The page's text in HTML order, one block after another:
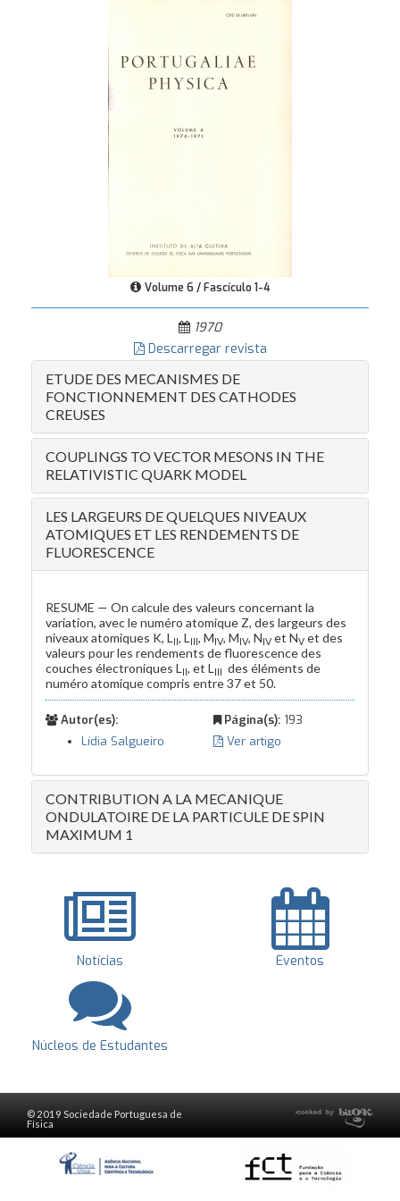
Volume 6 / Fascículo 1-4
1970
Descarregar revista
ETUDE DES MECANISMES DE
FONCTIONNEMENT DES CATHODES
CREUSES
COUPLINGS TO VECTOR MESONS IN THE
RELATIVISTIC QUARK MODEL
LES LARGEURS DE QUELQUES NIVEAUX
ATOMIQUES ET LES RENDEMENTS DE
FLUORESCENCE
RESUME — On calcule des valeurs concernant la
variation, avec le numéro atomique Z, des largeurs des
niveaux atomiques K, L II, L III, MIV, MIV, NIVet NV et des
valeurs pour les rendements de fluorescence des
couches électroniques L II, et L III des éléments de
numéro atomique compris entre 37 et 50.
Autor(es):
Lídia Salgueiro
Página(s): 193
Ver artigo
CONTRIBUTION A LA MECANIQUE
ONDULATOIRE DE LA PARTICULE DE SPIN
MAXIMUM 1
Notícias Eventos
Núcleos de Estudantes
© 2019 Sociedade Portuguesa de
Física